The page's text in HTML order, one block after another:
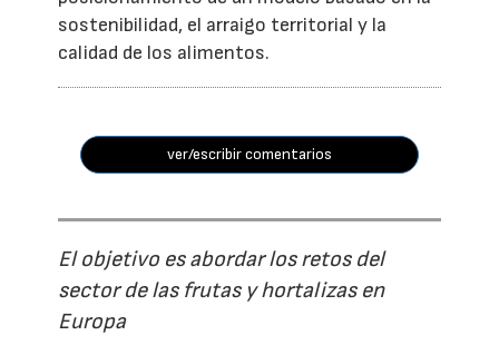
sostenibilidad, el arraigo territorial y la
calidad de los alimentos.
ver/escribir comentarios
El objetivo es abordar los retos del
sector de las frutas y hortalizas en
Europa